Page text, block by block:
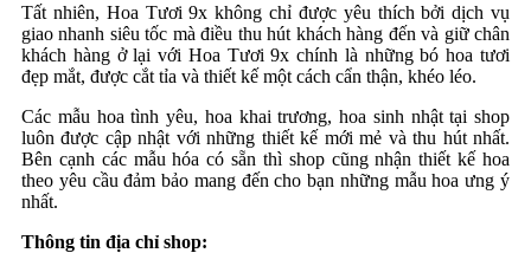
Tất nhiên, Hoa Tươi 9x không chỉ được yêu thích bởi dịch vụ
giao nhanh siêu tốc mà điều thu hút khách hàng đến và giữ chân
khách hàng ở lại với Hoa Tươi 9x chính là những bó hoa tươi
đẹp mắt, được cắt tỉa và thiết kế một cách cẩn thận, khéo léo.
Các mẫu hoa tình yêu, hoa khai trương, hoa sinh nhật tại shop
luôn được cập nhật với những thiết kế mới mẻ và thu hút nhất.
Bên cạnh các mẫu hóa có sẵn thì shop cũng nhận thiết kế hoa
theo yêu cầu đảm bảo mang đến cho bạn những mẫu hoa ưng ý
nhất.
Thông tin địa chỉ shop: